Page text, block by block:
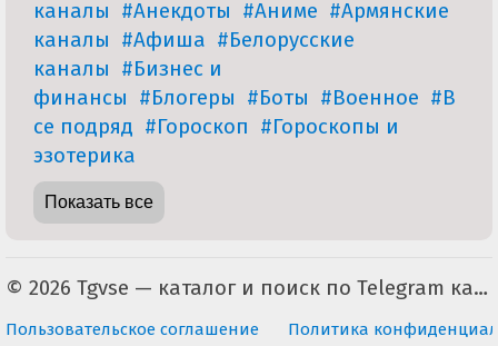
каналы #Анекдоты #Аниме #Армянские
каналы #Афиша #Белорусские
каналы #Бизнес и
финансы #Блогеры #Боты #Военное #В
се подряд #Гороскоп #Гороскопы и
эзотерика
Показать все
© 2026 Tgvse — каталог и поиск по Telegram каналам (неофициальный). По всем вопросам пишите на tgvse.ru@gmail.com
Пользовательское соглашение Политика